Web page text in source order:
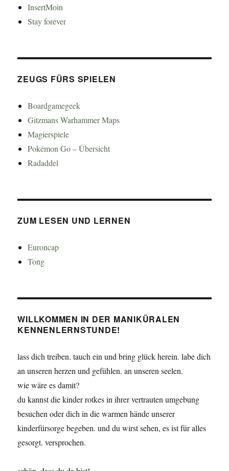
InsertMoin
Stay forever
ZEUGS FÜRS SPIELEN
Boardgamegeek
Gitzmans Warhammer Maps
Magierspiele
Pokémon Go – Übersicht
Radaddel
ZUM LESEN UND LERNEN
Euroncap
Tong
WILLKOMMEN IN DER MANIKÜRALEN
KENNENLERNSTUNDE!
lass dich treiben. tauch ein und bring glück herein. labe dich
an unseren herzen und gefühlen. an unseren seelen.
wie wäre es damit?
du kannst die kinder rotkes in ihrer vertrauten umgebung
besuchen oder dich in die warmen hände unserer
kinderfürsorge begeben. und du wirst sehen, es ist für alles
gesorgt. versprochen.